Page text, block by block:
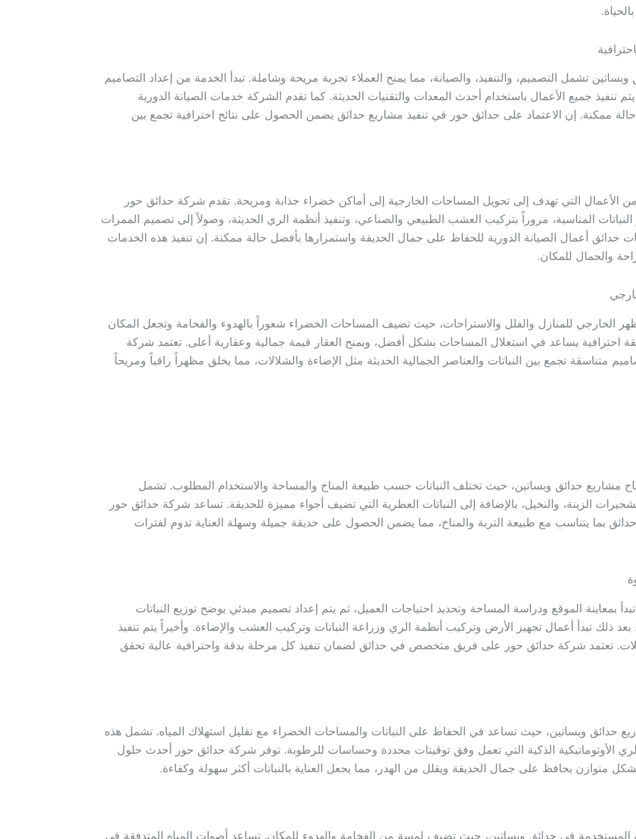
تشمل التصميم، والتنفيذ، والصيانة، مما يمنح العملاء تجربة مريحة وشاملة. تبدأ الخدمة من إعداد التصاميم
يتم تنفيذ جميع الأعمال باستخدام أحدث المعدات والتقنيات الحديثة. كما تقدم الشركة خدمات الصيانة الدورية
ممكنة. إن الاعتماد على حدائق حور في تنفيذ مشاريع حدائق يضمن الحصول على نتائج احترافية تجمع بين
التي تهدف إلى تحويل المساحات الخارجية إلى أماكن خضراء جذابة ومريحة. تقدم شركة حدائق حور
المناسبة، مروراً بتركيب العشب الطبيعي والصناعي، وتنفيذ أنظمة الري الحديثة، وصولاً إلى تصميم الممرات
حدائق أعمال الصيانة الدورية للحفاظ على جمال الحديقة واستمرارها بأفضل حالة ممكنة. إن تنفيذ هذه الخدمات
والجمال للمكان.
الخارجي للمنازل والفلل والاستراحات، حيث تضيف المساحات الخضراء شعوراً بالهدوء والفخامة وتجعل المكان
احترافية يساعد في استغلال المساحات بشكل أفضل، ويمنح العقار قيمة جمالية وعقارية أعلى. تعتمد شركة
متناسقة تجمع بين النباتات والعناصر الجمالية الحديثة مثل الإضاءة والشلالات، مما يخلق مظهراً راقياً ومريحاً
مشاريع حدائق وبساتين، حيث تختلف النباتات حسب طبيعة المناخ والمساحة والاستخدام المطلوب. تشمل
الزينة، والنخيل، بالإضافة إلى النباتات العطرية التي تضيف أجواء مميزة للحديقة. تساعد شركة حدائق حور
بما يتناسب مع طبيعة التربة والمناخ، مما يضمن الحصول على حديقة جميلة وسهلة العناية تدوم لفترات
بمعاينة الموقع ودراسة المساحة وتحديد احتياجات العميل، ثم يتم إعداد تصميم مبدئي يوضح توزيع النباتات
ذلك تبدأ أعمال تجهيز الأرض وتركيب أنظمة الري وزراعة النباتات وتركيب العشب والإضاءة. وأخيراً يتم تنفيذ
تعتمد شركة حدائق حور على فريق متخصص في حدائق لضمان تنفيذ كل مرحلة بدقة واحترافية عالية تحقق
حدائق وبساتين، حيث تساعد في الحفاظ على النباتات والمساحات الخضراء مع تقليل استهلاك المياه. تشمل هذه
الأوتوماتيكية الذكية التي تعمل وفق توقيتات محددة وحساسات للرطوبة. توفر شركة حدائق حور أحدث حلول
متوازن يحافظ على جمال الحديقة ويقلل من الهدر، مما يجعل العناية بالنباتات أكثر سهولة وكفاءة.
المستخدمة في حدائق وبساتين، حيث تضيف لمسة من الفخامة والهدوء للمكان. تساعد أصوات المياه المتدفقة في